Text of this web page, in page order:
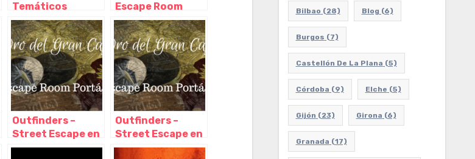
Temáticos
Almería, Almería –
Andalucía
Escape Room
Almería, Almería –
Andalucía
Outfinders –
Street Escape en
la Sierra de
Outfinders –
Street Escape en
la Sierra de
Bilbao (28) Blog (6)
Burgos (7)
Castellón De La Plana (5)
Córdoba (9) Elche (5)
Gijón (23) Girona (6)
Granada (17)